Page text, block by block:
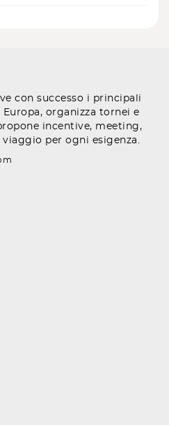
con successo i principali
organizza tornei e
incentive, meeting,
per ogni esigenza.